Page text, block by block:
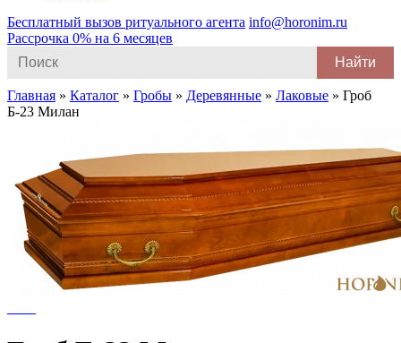
Бесплатный вызов ритуального агента info@horonim.ru
Рассрочка 0% на 6 месяцев
for:
Главная » Каталог » Гробы » Деревянные » Лаковые » Гроб
Б-23 Милан